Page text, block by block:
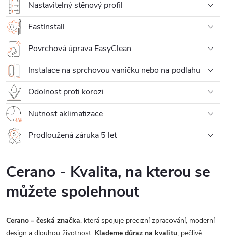
Nastavitelný stěnový profil
FastInstall
Povrchová úprava EasyClean
Instalace na sprchovou vaničku nebo na podlahu
Odolnost proti korozi
Nutnost aklimatizace
Prodloužená záruka 5 let
Cerano - Kvalita, na kterou se
můžete spolehnout
Cerano – česká značka, která spojuje precizní zpracování, moderní
design a dlouhou životnost. Klademe důraz na kvalitu, pečlivě